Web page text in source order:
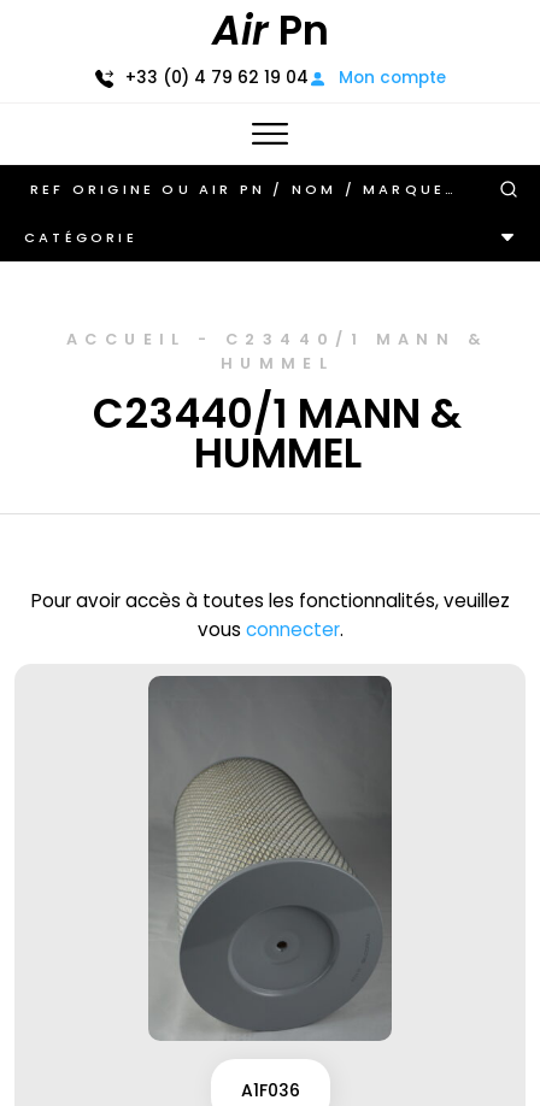
AirPn
+33 (0) 4 79 62 19 04 Mon compte
CATÉGORIE
ACCUEIL - C23440/1 MANN &
HUMMEL
C23440/1 MANN &
HUMMEL
Pour avoir accès à toutes les fonctionnalités, veuillez
vous connecter.
A1F036